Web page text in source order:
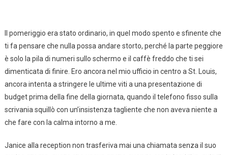
Il pomeriggio era stato ordinario, in quel modo spento e sfinente che
ti fa pensare che nulla possa andare storto, perché la parte peggiore
è solo la pila di numeri sullo schermo e il caffè freddo che ti sei
dimenticata di finire. Ero ancora nel mio ufficio in centro a St. Louis,
ancora intenta a stringere le ultime viti a una presentazione di
budget prima della fine della giornata, quando il telefono fisso sulla
scrivania squillò con un’insistenza tagliente che non aveva niente a
che fare con la calma intorno a me.
Janice alla reception non trasferiva mai una chiamata senza il suo